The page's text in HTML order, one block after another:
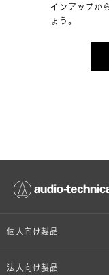
インアップか
ょう。
個人向け製品
オンラインストア限定
法人向け製品